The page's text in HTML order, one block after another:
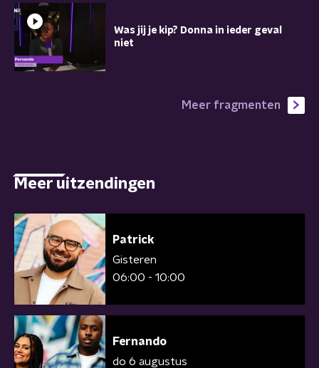
Was jij je kip? Donna in ieder geval
niet
Meer fragmenten
Meer uitzendingen
Patrick
Gisteren
06:00 - 10:00
Fernando
do 6 augustus